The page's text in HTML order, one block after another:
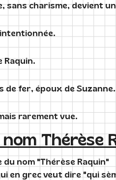
sans charisme, devient
intentionnée.
Raquin.
de fer, époux de Suzanne.
rarement vue.
Thérèse
du nom "Thérèse Raquin"
en grec veut dire "qui